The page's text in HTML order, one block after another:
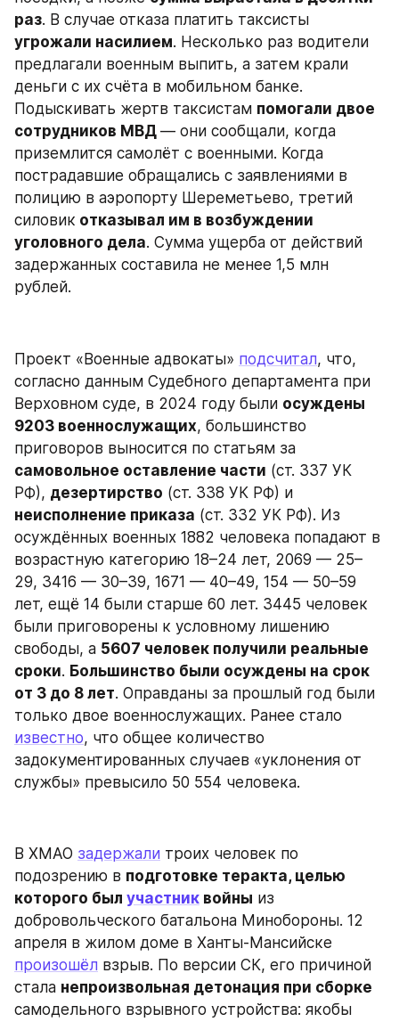
раз
угрожали насилием. Несколько раз водители
предлагали военным выпить, а затем крали
деньги с их счёта в мобильном банке.
Подыскивать жертв таксистам помогали двое
сотрудников МВД — они сообщали, когда
приземлится самолёт с военными. Когда
пострадавшие обращались с заявлениями в
полицию в аэропорту Шереметьево, третий
силовик отказывал им в возбуждении
уголовного дела. Сумма ущерба от действий
задержанных составила не менее 1,5 млн
рублей.
Проект «Военные адвокаты» подсчитал, что,
согласно данным Судебного департамента при
Верховном суде, в 2024 году были осуждены
9203 военнослужащих, большинство
самовольное оставление части (ст. 337 УК
РФ), дезертирство
неисполнение приказа (ст. 332 УК РФ). Из
осуждённых военных 1882 человека попадают в
возрастную категорию 18–24 лет, 2069 — 25–
29, 3416 — 30–39, 1671 — 40–49, 154 — 50–59
лет, ещё 14 были старше 60 лет. 3445 человек
были приговорены к условному лишению
свободы, а 5607 человек получили реальные
сроки. Большинство были осуждены на срок
от 3 до 8 лет. Оправданы за прошлый год были
известно, что общее количество
задокументированных случаев «уклонения от
службы» превысило 50 554 человека.
В ХМАО задержали троих человек по
подозрению в подготовке теракта, целью
которого был участник войны из
добровольческого батальона Минобороны. 12
произошёл взрыв. По версии СК, его причиной
стала
самодельного взрывного устройства: якобы